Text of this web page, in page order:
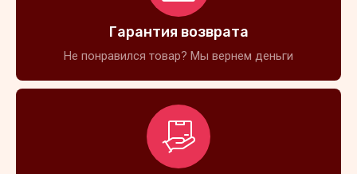
Гарантия возврата
Не понравился товар? Мы вернем деньги